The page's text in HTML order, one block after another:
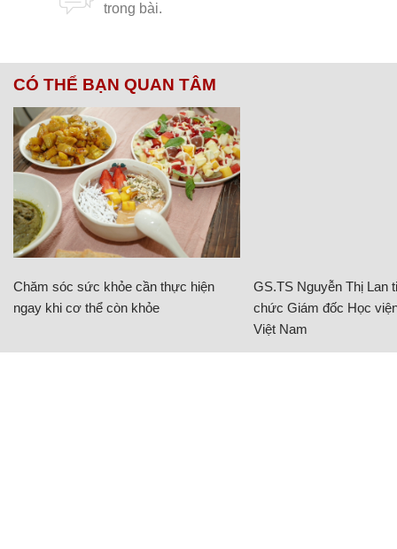
CÓ THỂ BẠN QUAN TÂM
Chăm sóc sức khỏe cần thực hiện
ngay khi cơ thể còn khỏe
GS.TS Nguyễn Thị Lan
chức Giám đốc Học
Việt Nam